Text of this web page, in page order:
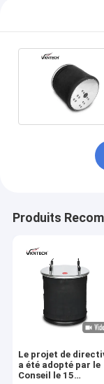
Produits
Le projet de
a été adopté par le
Conseil le 15